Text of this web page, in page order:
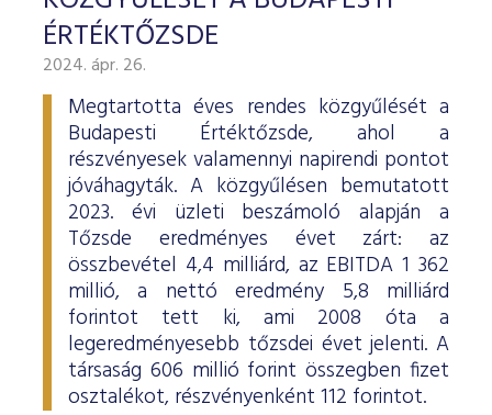
ÉRTÉKTŐZSDE
2024. ápr. 26.
Megtartotta éves rendes közgyűlését a
Budapesti Értéktőzsde, ahol a
részvényesek valamennyi napirendi pontot
jóváhagyták. A közgyűlésen bemutatott
2023. évi üzleti beszámoló alapján a
Tőzsde eredményes évet zárt: az
összbevétel 4,4 milliárd, az EBITDA 1 362
millió, a nettó eredmény 5,8 milliárd
forintot tett ki, ami 2008 óta a
legeredményesebb tőzsdei évet jelenti. A
társaság 606 millió forint összegben fizet
osztalékot, részvényenként 112 forintot.